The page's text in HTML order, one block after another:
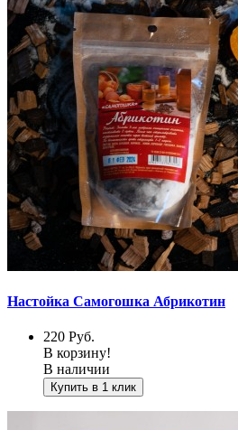
Настойка Самогошка Абрикотин
220 Руб.
В корзину!
В наличии
Купить в 1 клик